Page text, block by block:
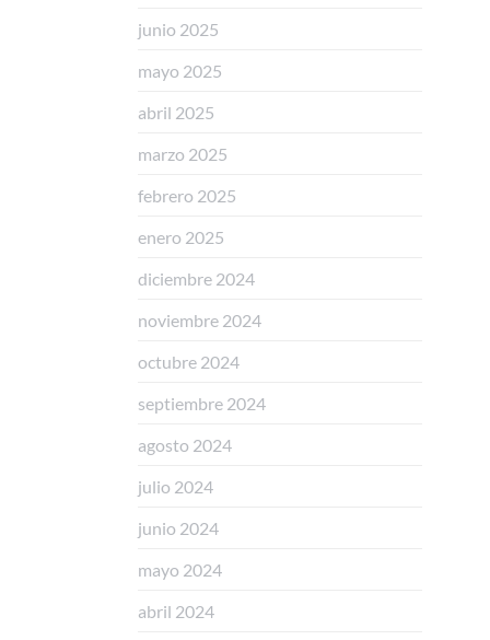
junio 2025
mayo 2025
abril 2025
marzo 2025
febrero 2025
enero 2025
diciembre 2024
noviembre 2024
octubre 2024
septiembre 2024
agosto 2024
julio 2024
junio 2024
mayo 2024
abril 2024